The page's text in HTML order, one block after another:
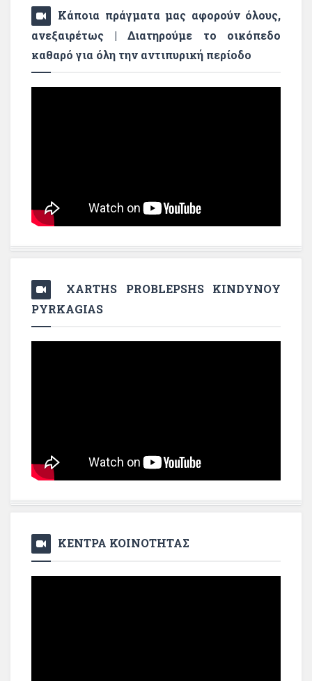
Κάποια πράγματα μας αφορούν όλους,
ανεξαιρέτως | Διατηρούμε το οικόπεδο
καθαρό για όλη την αντιπυρική περίοδο
XARTHS PROBLEPSHS KINDYNOY
PYRKAGIAS
ΚΕΝΤΡΑ ΚΟΙΝΟΤΗΤΑΣ